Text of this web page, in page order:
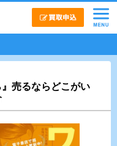
』売るならどこがい